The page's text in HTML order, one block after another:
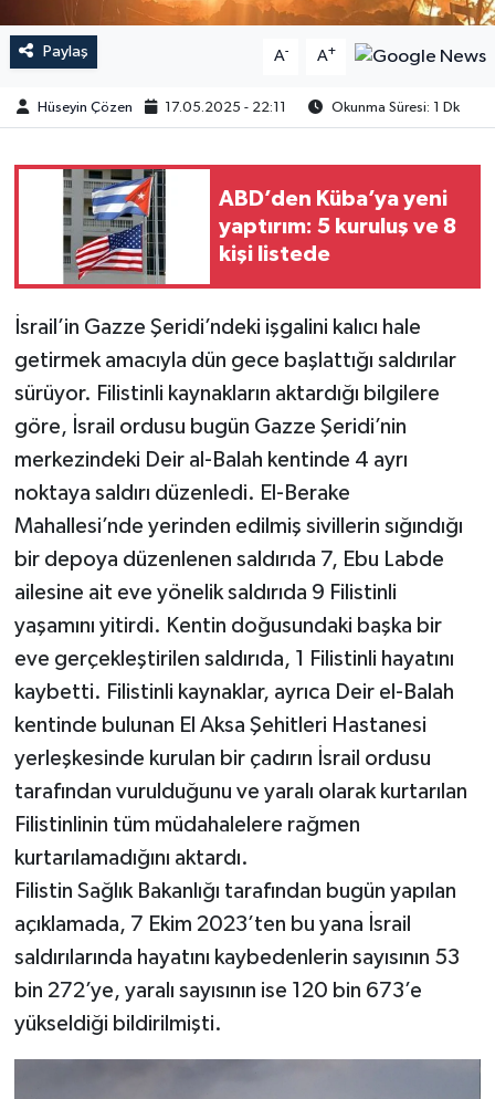
Paylaş A- A+
Hüseyin Çözen 17.05.2025 - 22:11 Okunma Süresi: 1 Dk
ABD’den Küba’ya yeni
yaptırım: 5 kuruluş ve 8
kişi listede
İsrail’in Gazze Şeridi’ndeki işgalini kalıcı hale
getirmek amacıyla dün gece başlattığı saldırılar
sürüyor. Filistinli kaynakların aktardığı bilgilere
göre, İsrail ordusu bugün Gazze Şeridi’nin
merkezindeki Deir al-Balah kentinde 4 ayrı
noktaya saldırı düzenledi. El-Berake
Mahallesi’nde yerinden edilmiş sivillerin sığındığı
bir depoya düzenlenen saldırıda 7, Ebu Labde
ailesine ait eve yönelik saldırıda 9 Filistinli
yaşamını yitirdi. Kentin doğusundaki başka bir
eve gerçekleştirilen saldırıda, 1 Filistinli hayatını
kaybetti. Filistinli kaynaklar, ayrıca Deir el-Balah
kentinde bulunan El Aksa Şehitleri Hastanesi
yerleşkesinde kurulan bir çadırın İsrail ordusu
tarafından vurulduğunu ve yaralı olarak kurtarılan
Filistinlinin tüm müdahalelere rağmen
kurtarılamadığını aktardı.
Filistin Sağlık Bakanlığı tarafından bugün yapılan
açıklamada, 7 Ekim 2023’ten bu yana İsrail
saldırılarında hayatını kaybedenlerin sayısının 53
bin 272’ye, yaralı sayısının ise 120 bin 673’e
yükseldiği bildirilmişti.